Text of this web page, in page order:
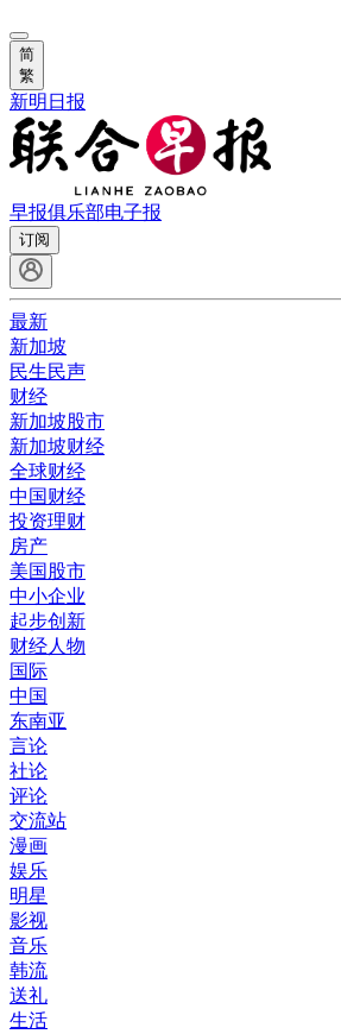
简
繁
新明日报
早报俱乐部电子报
订阅
最新
新加坡
民生民声
财经
新加坡股市
新加坡财经
全球财经
中国财经
投资理财
房产
美国股市
中小企业
起步创新
财经人物
国际
中国
东南亚
言论
社论
评论
交流站
漫画
娱乐
明星
影视
音乐
韩流
送礼
生活